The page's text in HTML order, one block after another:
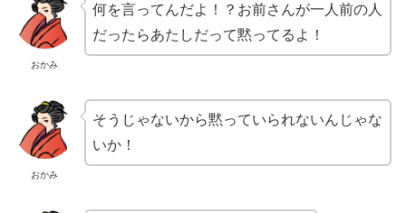
おかみ
何を言ってんだよ！？お前さんが一人前の人
だったらあたしだって黙ってるよ！
おかみ
そうじゃないから黙っていられないんじゃな
いか！